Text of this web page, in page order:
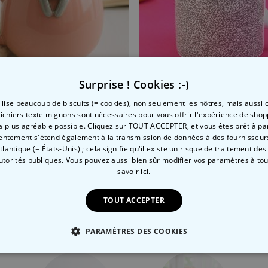
avec un chat
Tasse Micro-Penis
12,99 €
Catégorie concernée
Surprise ! Cookies :-)
beaucoup de biscuits (= cookies), non seulement les nôtres, mais aussi
texte mignons sont nécessaires pour vous offrir l'expérience de
plus agréable possible. Cliquez sur TOUT ACCEPTER, et vous êtes prêt à
s'étend également à la transmission de données à des
(= États-Unis) ; cela signifie qu'il existe un risque de traitement des
publiques. Vous pouvez aussi bien sûr modifier vos paramètres à
savoir ici.
TOUT ACCEPTER
PARAMÈTRES DES COOKIES
COMMERCIALISATION